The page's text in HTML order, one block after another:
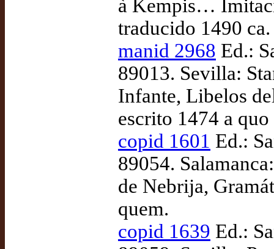
à Kempis…
traducido 1490
manid 2968 Ed.:
89013. Sevilla:
Infante, Libelos
escrito 1474 a
copid 1601 Ed.:
89054.
de Nebrija,
quem.
copid 1639 Ed.: